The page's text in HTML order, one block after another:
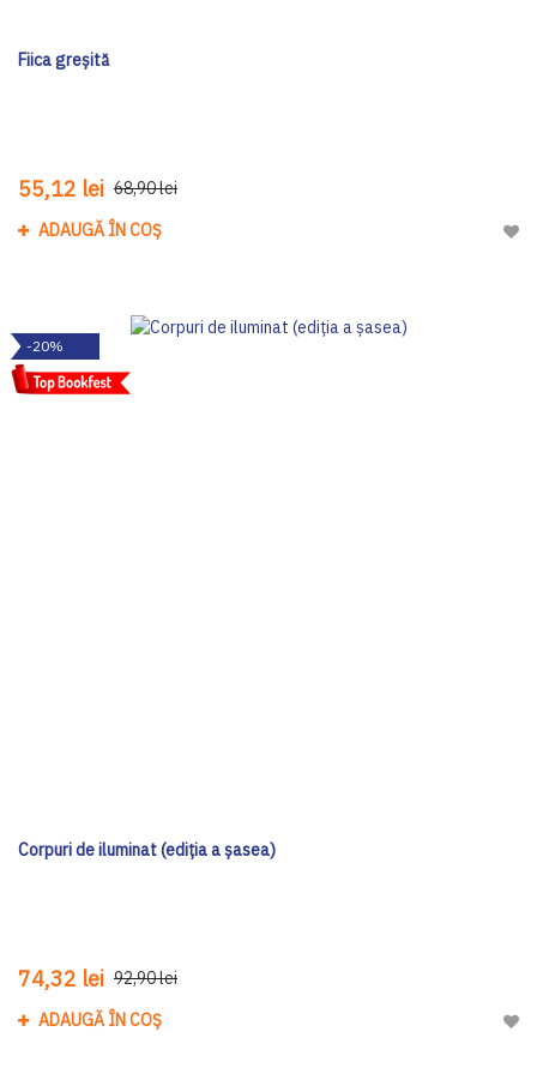
Fiica greșită
55,12 lei 68,90 lei
ADAUGĂ ÎN COȘ
-20%
Corpuri de iluminat (ediția a șasea)
74,32 lei 92,90 lei
ADAUGĂ ÎN COȘ